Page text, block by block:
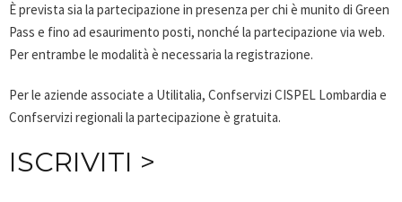
È prevista sia la partecipazione in presenza per chi è munito di Green
Pass e fino ad esaurimento posti, nonché la partecipazione via web.
Per entrambe le modalità è necessaria la registrazione.
Per le aziende associate a Utilitalia, Confservizi CISPEL Lombardia e
Confservizi regionali la partecipazione è gratuita.
ISCRIVITI >